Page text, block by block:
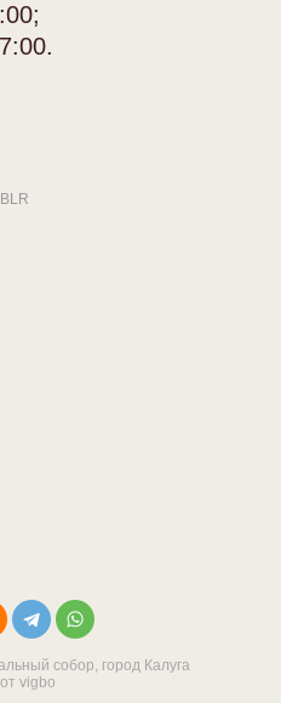
собор, город Калуга
vigbo